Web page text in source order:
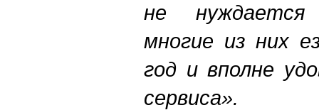
не нуждается
многие из них
год и вполне
сервиса».